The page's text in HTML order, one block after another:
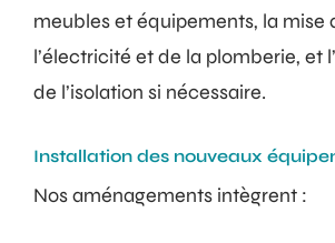
meubles et équipements, la mise
l’électricité et de la plomberie, et
de l’isolation si nécessaire.
Installation des nouveaux
Nos aménagements intègrent :